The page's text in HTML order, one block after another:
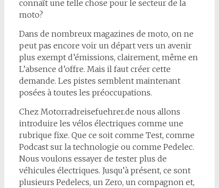
connaît une telle chose pour le secteur de la
moto?
Dans de nombreux magazines de moto, on ne
peut pas encore voir un départ vers un avenir
plus exempt d’émissions, clairement, même en
L’absence d’offre. Mais il faut créer cette
demande. Les pistes semblent maintenant
posées à toutes les préoccupations.
Chez Motorradreisefuehrer.de nous allons
introduire les vélos électriques comme une
rubrique fixe. Que ce soit comme Test, comme
Podcast sur la technologie ou comme Pedelec.
Nous voulons essayer de tester plus de
véhicules électriques. Jusqu’à présent, ce sont
plusieurs Pedelecs, un Zero, un compagnon et,